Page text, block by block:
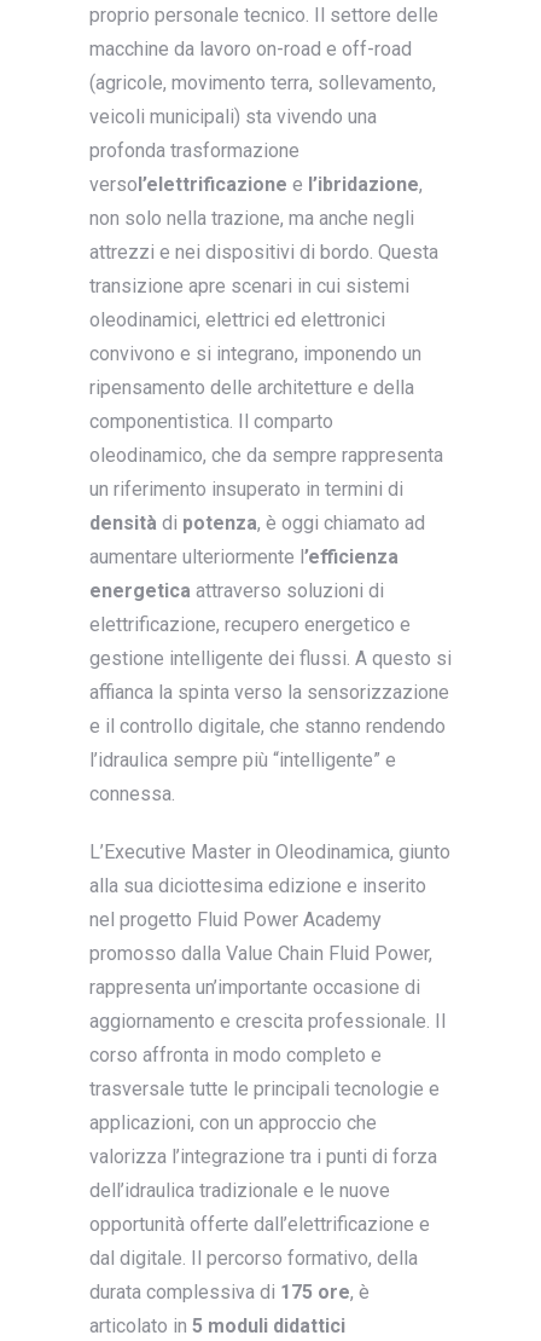
proprio personale tecnico. Il settore delle
macchine da lavoro on-road e off-road
(agricole, movimento terra, sollevamento,
veicoli municipali) sta vivendo una
profonda trasformazione
versol’elettrificazione e l’ibridazione,
non solo nella trazione, ma anche negli
attrezzi e nei dispositivi di bordo. Questa
transizione apre scenari in cui sistemi
oleodinamici, elettrici ed elettronici
convivono e si integrano, imponendo un
ripensamento delle architetture e della
componentistica. Il comparto
oleodinamico, che da sempre rappresenta
un riferimento insuperato in termini di
densità di potenza, è oggi chiamato ad
aumentare ulteriormente l’efficienza
energetica attraverso soluzioni di
elettrificazione, recupero energetico e
gestione intelligente dei flussi. A questo si
affianca la spinta verso la sensorizzazione
e il controllo digitale, che stanno rendendo
l’idraulica sempre più “intelligente” e
connessa.
L’Executive Master in Oleodinamica, giunto
alla sua diciottesima edizione e inserito
nel progetto Fluid Power Academy
promosso dalla Value Chain Fluid Power,
rappresenta un’importante occasione di
aggiornamento e crescita professionale. Il
corso affronta in modo completo e
trasversale tutte le principali tecnologie e
applicazioni, con un approccio che
valorizza l’integrazione tra i punti di forza
dell’idraulica tradizionale e le nuove
opportunità offerte dall’elettrificazione e
dal digitale. Il percorso formativo, della
durata complessiva di 175 ore, è
articolato in 5 moduli didattici